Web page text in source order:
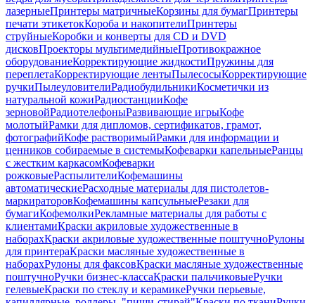
лазерныеПринтеры матричныеКорзины для бумагПринтеры
печати этикетокКороба и накопителиПринтеры
струйныеКоробки и конверты для CD и DVD
дисковПроекторы мультимедийныеПротивокражное
оборудованиеКорректирующие жидкостиПружины для
переплетаКорректирующие лентыПылесосыКорректирующие
ручкиПылеуловителиРадиобудильникиКосметички из
натуральной кожиРадиостанцииКофе
зерновойРадиотелефоныРазвивающие игрыКофе
молотыйРамки для дипломов, сертификатов, грамот,
фотографийКофе растворимыйРамки для информации и
ценников собираемые в системыКофеварки капельныеРанцы
с жестким каркасомКофеварки
рожковыеРаспылителиКофемашины
автоматическиеРасходные материалы для пистолетов-
маркираторовКофемашины капсульныеРезаки для
бумагиКофемолкиРекламные материалы для работы с
клиентамиКраски акриловые художественные в
наборахКраски акриловые художественные поштучноРулоны
для принтераКраски масляные художественные в
наборахРулоны для факсовКраски масляные художественные
поштучноРучки бизнес-классаКраски пальчиковыеРучки
гелевыеКраски по стеклу и керамикеРучки перьевые,